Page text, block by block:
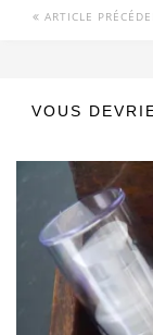
ARTICLE
VOUS